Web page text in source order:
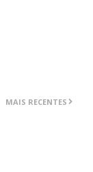
MAIS RECENTES